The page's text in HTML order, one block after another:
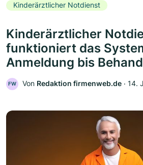
Kinderärztlicher Notdienst
Kinderärztlicher
funktioniert das
Anmeldung bis
FW Von Redaktion firmenweb.de ‧ 14.